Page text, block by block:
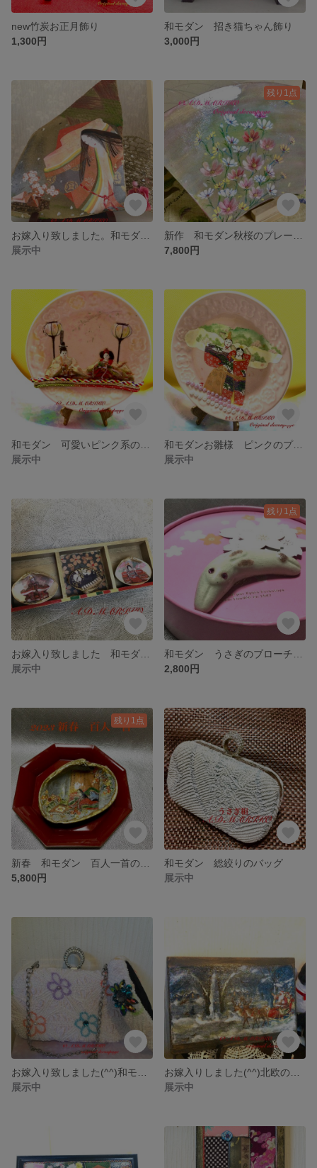
new竹炭お正月飾り
1,300円
和モダン 招き猫ちゃん飾り
3,000円
展示中
残り1点
7,800円
展示中
和モダンお雛様 ピンクのプレート飾り
展示中
展示中
残り1点
2,800円
残り1点
5,800円
和モダン 総絞りのバッグ
展示中
展示中
展示中